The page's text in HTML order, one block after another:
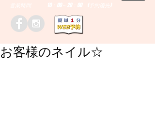
営業時間 10：00～20：00 (予約優先)
お客様のネイル☆